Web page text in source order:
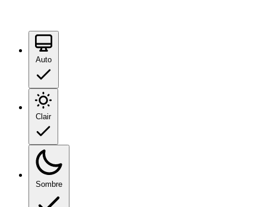
Auto
Clair
Sombre